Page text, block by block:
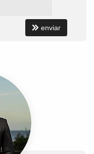
enviar